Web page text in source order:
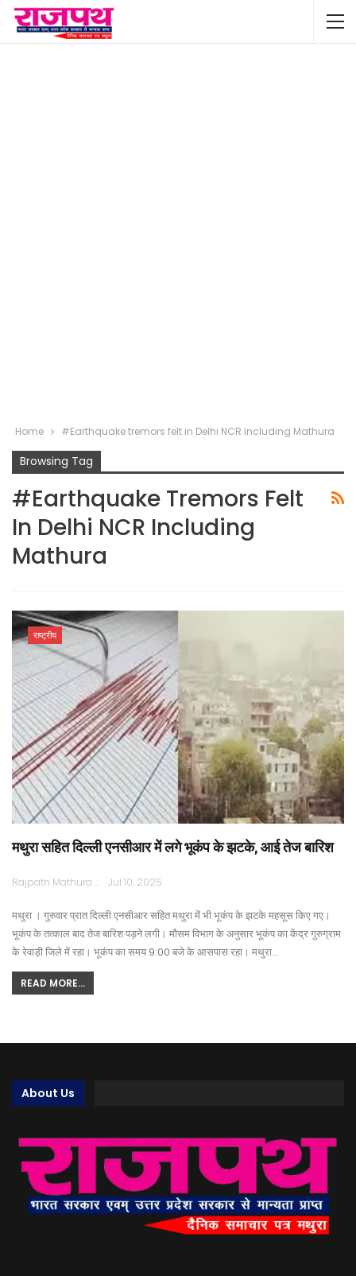
Home #Earthquake tremors felt in Delhi NCR including Mathura
Browsing Tag
#Earthquake Tremors Felt
In Delhi NCR Including
Mathura
राष्ट्रीय
मथुरा सहित दिल्ली एनसीआर में लगे भूकंप के झटके, आई तेज बारिश
Rajpath Mathura Jul 10, 2025
मथुरा । गुरुवार प्रात दिल्ली एनसीआर सहित मथुरा में भी भूकंप के झटके महसूस किए गए।
भूकंप के तत्काल बाद तेज बारिश पड़ने लगी। मौसम विभाग के अनुसार भूकंप का केंद्र गुरुग्राम
के रेवाड़ी जिले में रहा। भूकंप का समय 9:00 बजे के आसपास रहा। मथुरा…
READ MORE...
About Us